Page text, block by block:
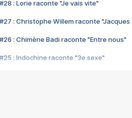
#28 : Lorie raconte "Je vais vite"
#27 : Christophe Willem raconte "Jacques
#26 : Chimène Badi raconte "Entre nous"
#25 : Indochine raconte "3e sexe"